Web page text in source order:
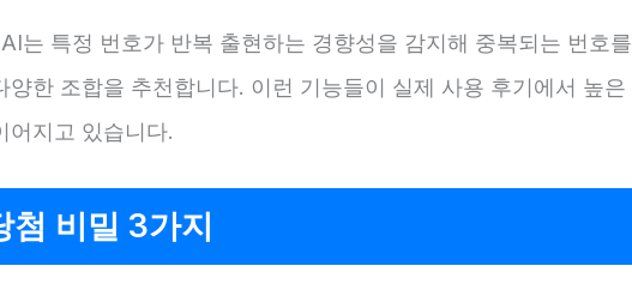
는 특정 번호가 반복 출현하는 경향성을 감지해 중복되는 번호를
양한 조합을 추천합니다. 이런 기능들이 실제 사용 후기에서 높은
어지고 있습니다.
첨 비밀 3가지